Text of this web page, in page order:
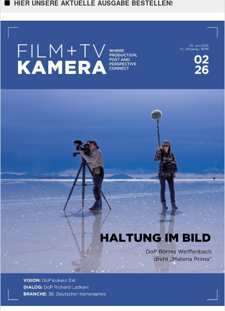
HIER UNSERE AKTUELLE AUSGABE BESTELLEN!